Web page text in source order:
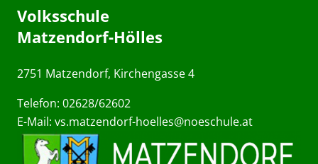
Volksschule
Matzendorf-Hölles
2751 Matzendorf, Kirchengasse 4
Telefon: 02628/62602
E-Mail: vs.matzendorf-hoelles@noeschule.at